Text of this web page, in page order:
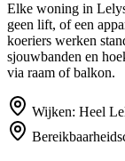
Elke woning in
geen lift, of een
koeriers werken
sjouwbanden en
via raam of balkon.
Wijken: Heel